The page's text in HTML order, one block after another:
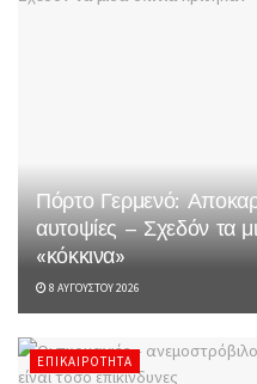
Πόρτο Γερμενό:
αυτοψίες – Σχεδόν τα
«κόκκινα»
8 ΑΥΓΟΎΣΤΟΥ 2026
ΕΠΙΚΑΙΡΌΤΗΤΑ